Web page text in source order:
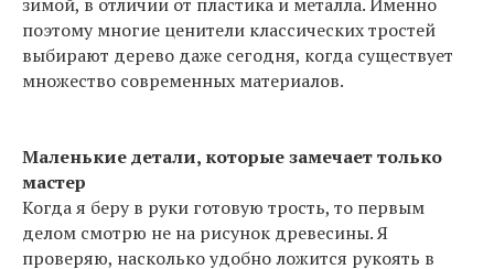
поэтому многие ценители классических тростей
выбирают дерево даже сегодня, когда существует
множество современных материалов.
Маленькие детали, которые замечает только
мастер
Когда я беру в руки готовую трость, то первым
делом смотрю не на рисунок древесины. Я
проверяю, насколько удобно ложится рукоять в